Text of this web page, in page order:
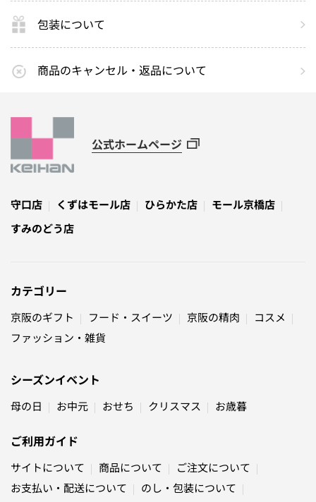
包装について
商品のキャンセル・返品について
公式ホームページ
守口店 くずはモール店 ひらかた店
モール京橋店
すみのどう店
カテゴリー
京阪のギフト フード・スイーツ 京阪の精肉
コスメ
ファッション・雑貨
シーズンイベント
母の日 お中元 おせち クリスマス お歳暮
ご利用ガイド
サイトについて 商品について
ご注文について
お支払い・配送について
のし・包装について